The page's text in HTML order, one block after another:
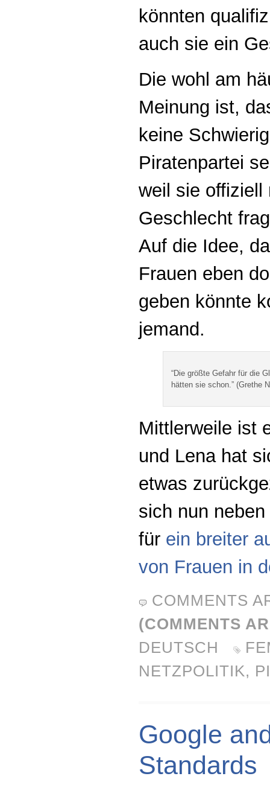
könnten
auch sie ein
Die wohl am
Meinung ist,
keine
Piratenpartei
weil sie offiziell
Geschlecht
Auf die Idee,
Frauen eben
geben könnte
jemand.
“Die größte Gefahr für die
hätten sie schon.” (Grethe
Mittlerweile ist
und Lena hat
etwas
sich nun
für ein breiter
von Frauen in
COMMENTS
(COMMENTS
DEUTSCH
NETZPOLITIK,
Google
Standards